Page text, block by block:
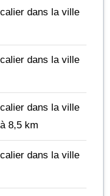
dans la ville
dans la ville
dans la ville
8,5 km
dans la ville